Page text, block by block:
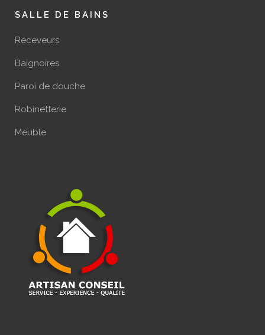
SALLE DE BAINS
Receveurs
Baignoires
Paroi de douche
Robinetterie
Meuble